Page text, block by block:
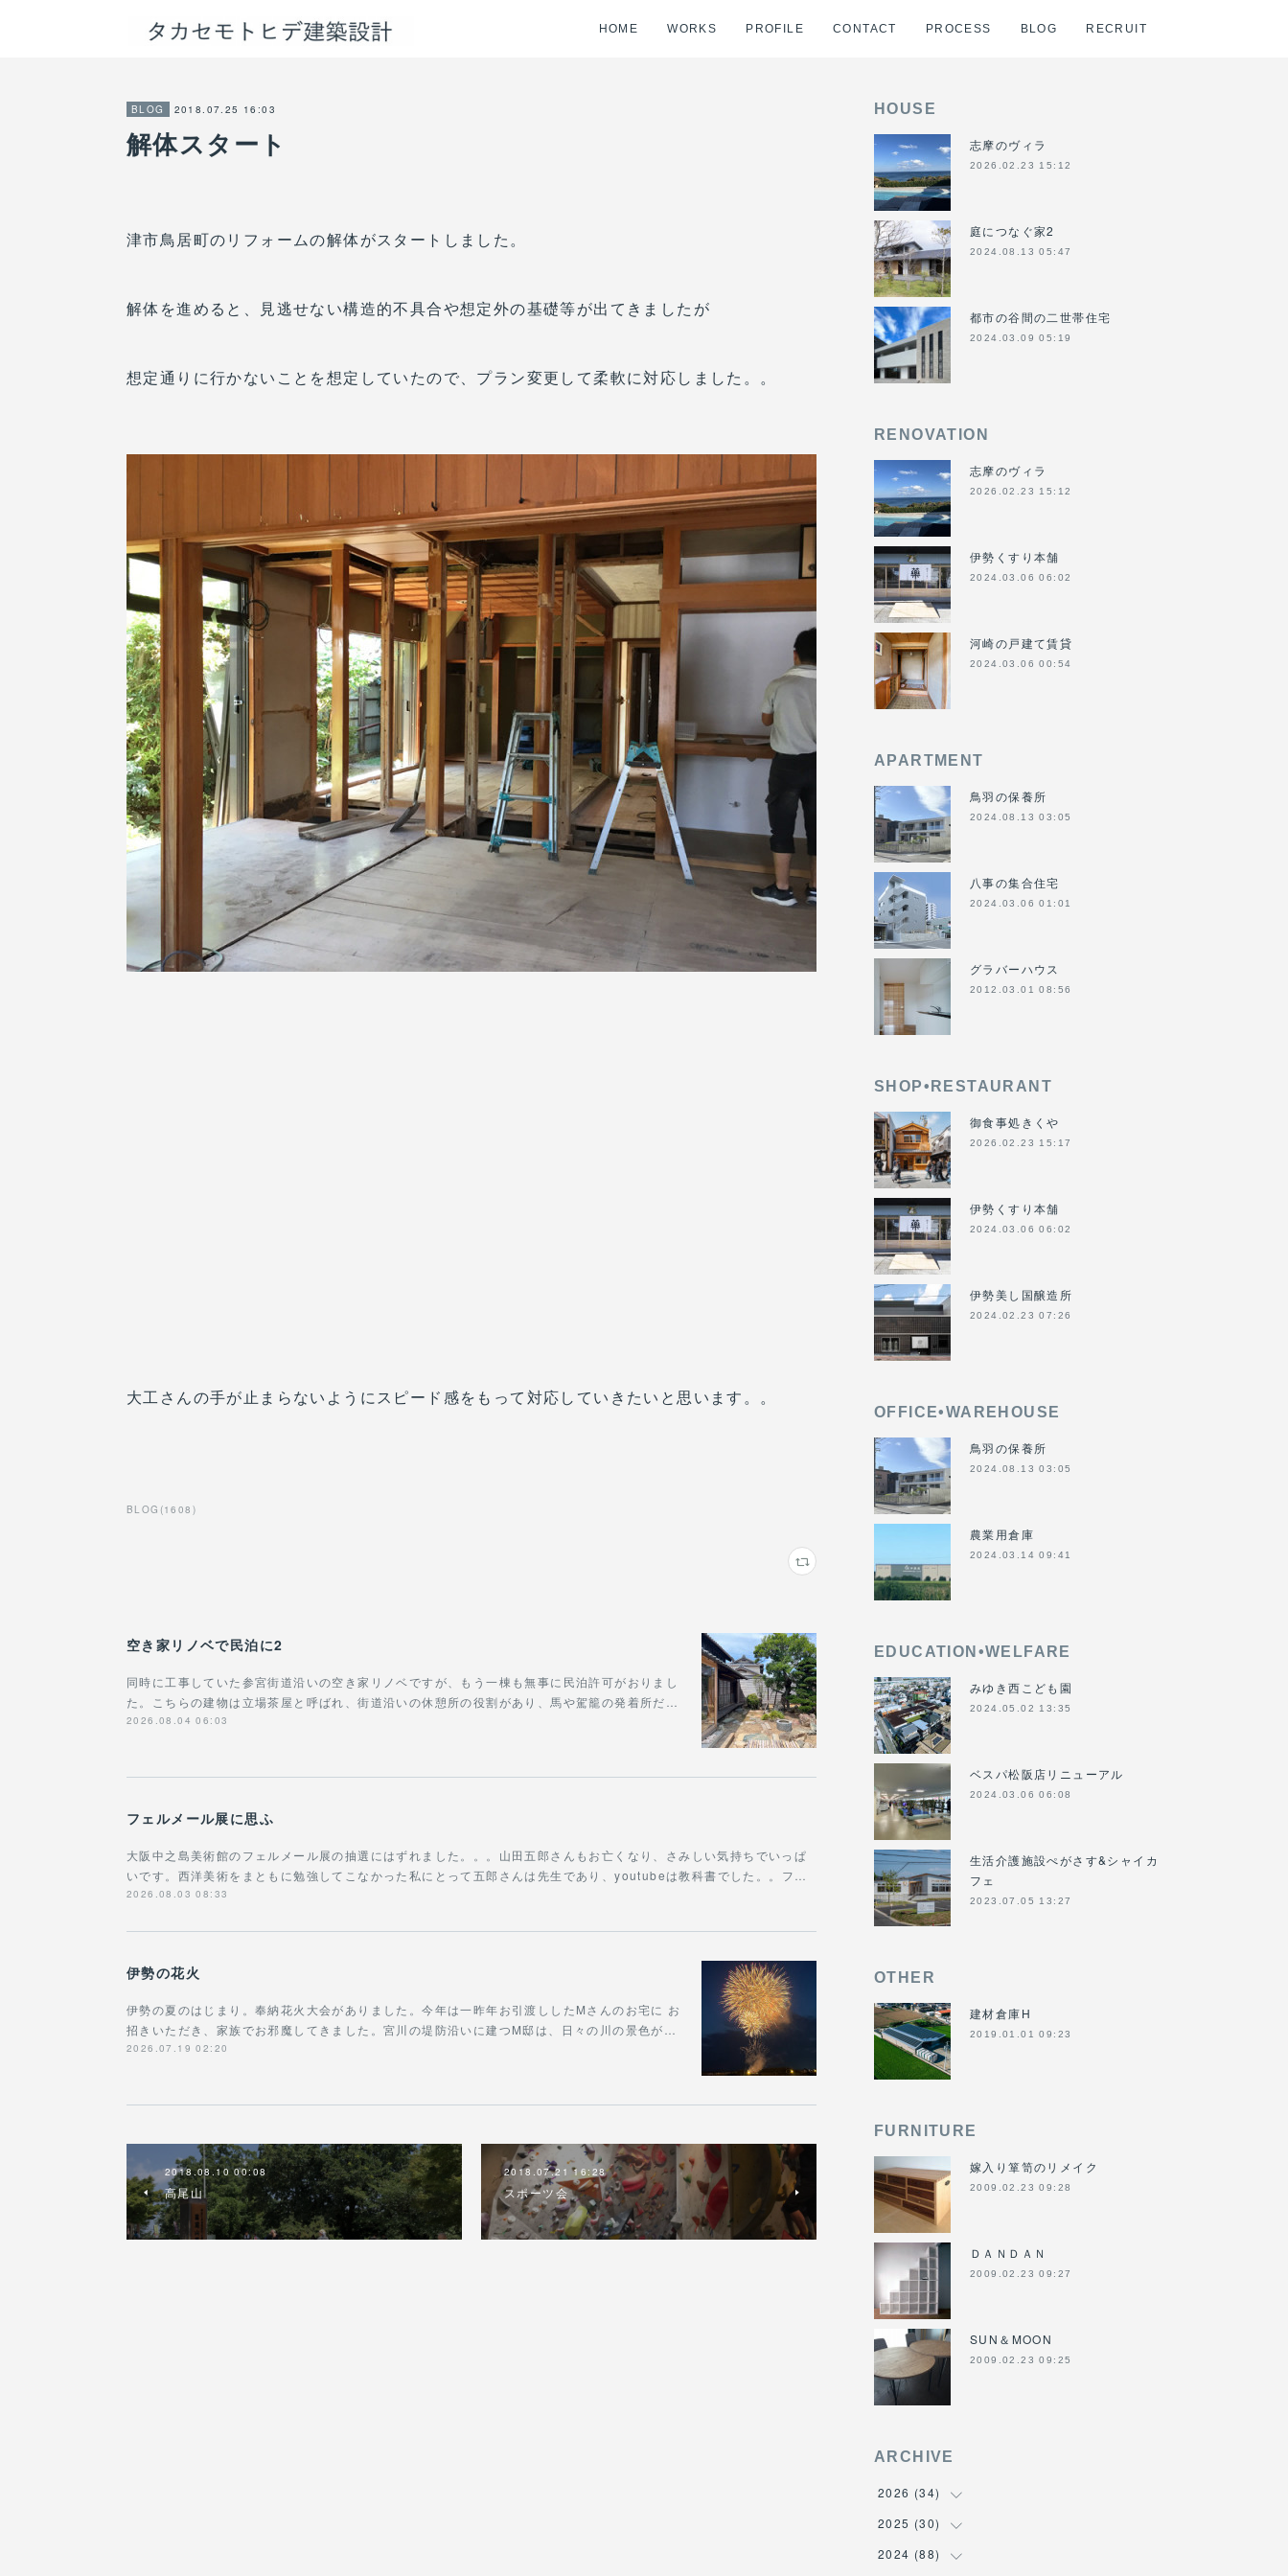
HOME WORKS PROFILE CONTACT PROCESS BLOG RECRUIT
BLOG 2018.07.25 16:03
解体スタート
津市鳥居町のリフォームの解体がスタートしました。
解体を進めると、見逃せない構造的不具合や想定外の基礎等が出てきましたが
想定通りに行かないことを想定していたので、プラン変更して柔軟に対応しました。。
大工さんの手が止まらないようにスピード感をもって対応していきたいと思います。。
BLOG (1608 )
空き家リノベで民泊に2
同時に工事していた参宮街道沿いの空き家リノベですが、もう一棟も無事に民泊許可がおりまし
た。こちらの建物は立場茶屋と呼ばれ、街道沿いの休憩所の役割があり、馬や駕籠の発着所だ…
2026.08.04 06:03
フェルメール展に思ふ
大阪中之島美術館のフェルメール展の抽選にはずれました。。。山田五郎さんもお亡くなり、さみしい気持ちでいっぱ
いです。西洋美術をまともに勉強してこなかった私にとって五郎さんは先生であり、youtubeは教科書でした。。フ…
2026.08.03 08:33
伊勢の花火
伊勢の夏のはじまり。奉納花火大会がありました。今年は一昨年お引渡ししたMさんのお宅に お
招きいただき、家族でお邪魔してきました。宮川の堤防沿いに建つM邸は、日々の川の景色が…
2026.07.19 02:20
2018.08.10 00:08
高尾山
2018.07.21 16:28
スポーツ会
HOUSE
志摩のヴィラ
2026.02.23 15:12
庭につなぐ家2
2024.08.13 05:47
都市の谷間の二世帯住宅
2024.03.09 05:19
RENOVATION
志摩のヴィラ
2026.02.23 15:12
伊勢くすり本舗
2024.03.06 06:02
河崎の戸建て賃貸
2024.03.06 00:54
APARTMENT
鳥羽の保養所
2024.08.13 03:05
八事の集合住宅
2024.03.06 01:01
グラバーハウス
2012.03.01 08:56
SHOP•RESTAURANT
御食事処きくや
2026.02.23 15:17
伊勢くすり本舗
2024.03.06 06:02
伊勢美し国醸造所
2024.02.23 07:26
OFFICE•WAREHOUSE
鳥羽の保養所
2024.08.13 03:05
農業用倉庫
2024.03.14 09:41
EDUCATION•WELFARE
みゆき西こども園
2024.05.02 13:35
ベスパ松阪店リニューアル
2024.03.06 06:08
生活介護施設ぺがさす&シャイカ
フェ
2023.07.05 13:27
OTHER
建材倉庫H
2019.01.01 09:23
FURNITURE
嫁入り箪笥のリメイク
2009.02.23 09:28
ＤＡＮＤＡＮ
2009.02.23 09:27
SUN＆MOON
2009.02.23 09:25
ARCHIVE
2026 (34)
(1)
(4)
2025 (30)
(6)
2024 (88)